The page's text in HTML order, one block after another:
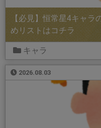
【必見】恒常星4キャラ
めリストはコチラ
キャラ
2026.08.03